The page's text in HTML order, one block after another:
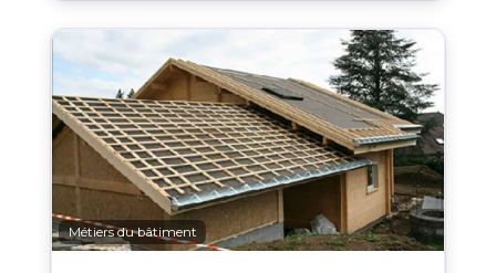
Métiers du bâtiment